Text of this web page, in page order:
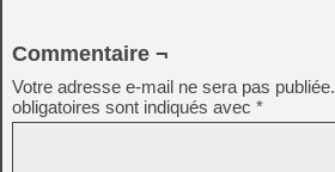
Commentaire ¬
Votre adresse e-mail ne sera pas publiée.
obligatoires sont indiqués avec *